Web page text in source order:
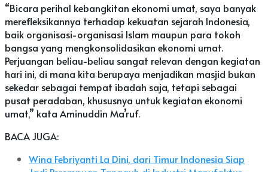
“Bicara perihal kebangkitan ekonomi umat, saya banyak
merefleksikannya terhadap kekuatan sejarah Indonesia,
baik organisasi-organisasi Islam maupun para tokoh
bangsa yang mengkonsolidasikan ekonomi umat.
Perjuangan beliau-beliau sangat relevan dengan kegiatan
hari ini, di mana kita berupaya menjadikan masjid bukan
sekedar sebagai tempat ibadah saja, tetapi sebagai
pusat peradaban, khususnya untuk kegiatan ekonomi
umat,” kata Aminuddin Ma’ruf.
BACA JUGA:
Wina Febriyanti La Dini, dari Timur Indonesia Siap